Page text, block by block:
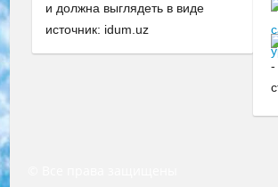
и должна выглядеть в виде
источник: idum.uz